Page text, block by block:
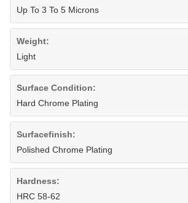
Up To 3 To 5 Microns
Weight:
Light
Surface Condition:
Hard Chrome Plating
Surfacefinish:
Polished Chrome Plating
Hardness:
HRC 58-62